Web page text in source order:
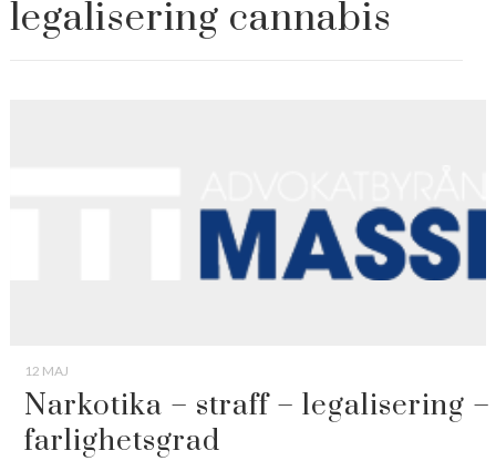
legalisering cannabis
12 MAJ
Narkotika – straff – legalisering –
farlighetsgrad